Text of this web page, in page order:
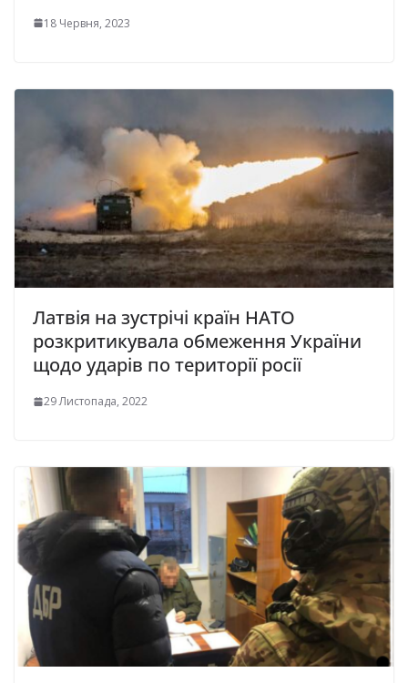
18 Червня, 2023
Латвія на зустрічі країн НАТО
розкритикувала обмеження України
щодо ударів по території росії
29 Листопада, 2022